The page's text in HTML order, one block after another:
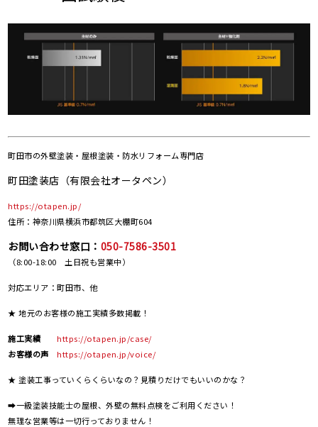
町田市の外壁塗装・屋根塗装・防水リフォーム専門店
町田塗装店（有限会社オータペン）
https://otapen.jp/
住所：神奈川県横浜市都筑区大棚町604
お問い合わせ窓口： 050-7586-3501
（8:00-18:00 土日祝も営業中）
対応エリア：町田市、他
★ 地元のお客様の施工実績多数掲載！
施工実績
https://otapen.jp/case/
お客様の声
https://otapen.jp/voice/
★ 塗装工事っていくらくらいなの？見積りだけでもいいのかな？
➡一級塗装技能士の屋根、外壁の無料点検をご利用ください！
無理な営業等は一切行っておりません！